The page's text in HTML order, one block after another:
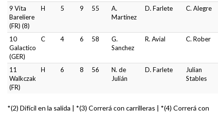
9 Vita
Bareliere
(FR) (8)
H 5 9 55
A.
Martínez
D. Farlete C. Alegre
10
Galactico
(GER)
C 4 6 58
G.
Sanchez
R. Avial C. Rober
11
Walkczak
(FR)
H 6 8 56
N. de
Julián
D. Farlete
Julian
Stables
*(2) Difícil en la salida | *(3) Correrá con carrilleras | *(4) Correrá con